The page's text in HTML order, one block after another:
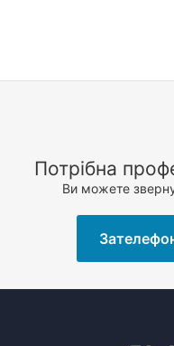
Потрібна
Ви можете